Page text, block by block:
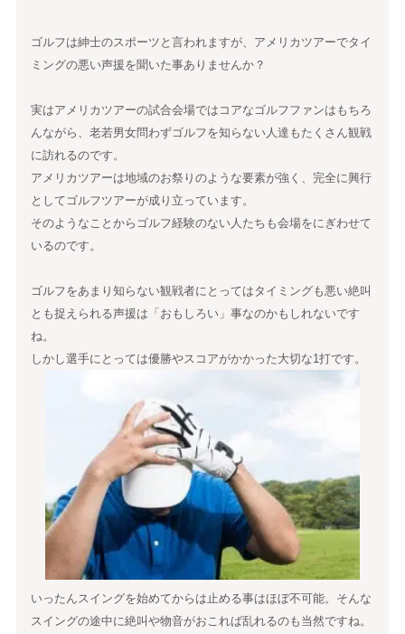
ゴルフは紳士のスポーツと言われますが、アメリカツアーでタイ
ミングの悪い声援を聞いた事ありませんか？
実はアメリカツアーの試合会場ではコアなゴルフファンはもちろ
んながら、老若男女問わずゴルフを知らない人達もたくさん観戦
に訪れるのです。
アメリカツアーは地域のお祭りのような要素が強く、完全に興行
としてゴルフツアーが成り立っています。
そのようなことからゴルフ経験のない人たちも会場をにぎわせて
いるのです。
ゴルフをあまり知らない観戦者にとってはタイミングも悪い絶叫
とも捉えられる声援は「おもしろい」事なのかもしれないです
ね。
しかし選手にとっては優勝やスコアがかかった大切な1打です。
いったんスイングを始めてからは止める事はほぼ不可能。そんな
スイングの途中に絶叫や物音がおこれば乱れるのも当然ですね。